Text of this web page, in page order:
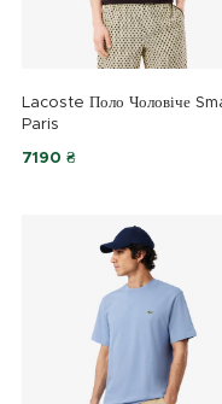
Lacoste Поло Чоловіче
Paris
7190 ₴